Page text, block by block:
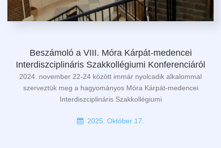
Beszámoló a VIII. Móra Kárpát-medencei
Interdiszciplináris Szakkollégiumi Konferenciáról
2024. november 22-24 között immár nyolcadik alkalommal
szerveztük meg a hagyományos Móra Kárpát-medencei
Interdiszciplináris Szakkollégiumi
2025. Október 17.